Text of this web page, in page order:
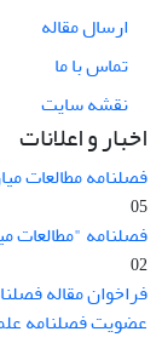
ارسال مقاله
تماس با ما
نقشه سایت
اخبار و اعلانات
فصلنامه مطالعات
05
فصلنامه "مطالعات
02
فراخوان مقاله
عضویت فصلنامه